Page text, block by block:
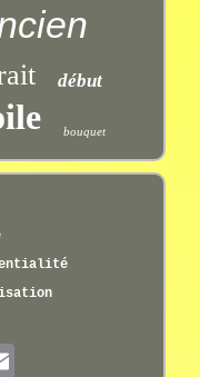
début
bouquet